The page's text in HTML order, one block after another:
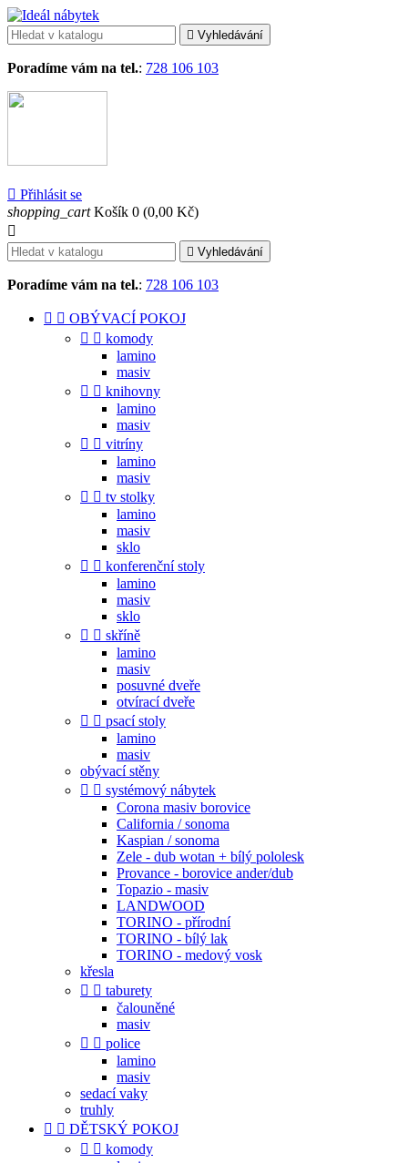
 Vyhledávání
Poradíme vám na tel.: 728 106 103
 Přihlásit se
shopping_cart Košík 0 (0,00 Kč)

 Vyhledávání
Poradíme vám na tel.: 728 106 103
  OBÝVACÍ POKOJ
  komody
lamino
masiv
  knihovny
lamino
masiv
  vitríny
lamino
masiv
  tv stolky
lamino
masiv
sklo
  konferenční stoly
lamino
masiv
sklo
  skříně
lamino
masiv
posuvné dveře
otvírací dveře
  psací stoly
lamino
masiv
obývací stěny
  systémový nábytek
Corona masiv borovice
California / sonoma
Kaspian / sonoma
Zele - dub wotan + bílý pololesk
Provance - borovice ander/dub
Topazio - masiv
LANDWOOD
TORINO - přírodní
TORINO - bílý lak
TORINO - medový vosk
křesla
  taburety
čalouněné
masiv
  police
lamino
masiv
sedací vaky
truhly
  DĚTSKÝ POKOJ
  komody